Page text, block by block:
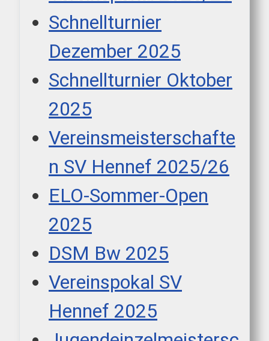
Schnellturnier
Dezember 2025
Schnellturnier Oktober
2025
Vereinsmeisterschafte
n SV Hennef 2025/26
ELO-Sommer-Open
2025
DSM Bw 2025
Vereinspokal SV
Hennef 2025